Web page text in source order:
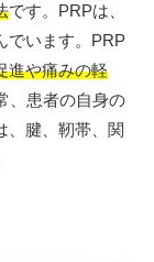
です。PRPは、
でいます。PRP
進や痛みの軽
、患者の自身の
、腱、靭帯、関